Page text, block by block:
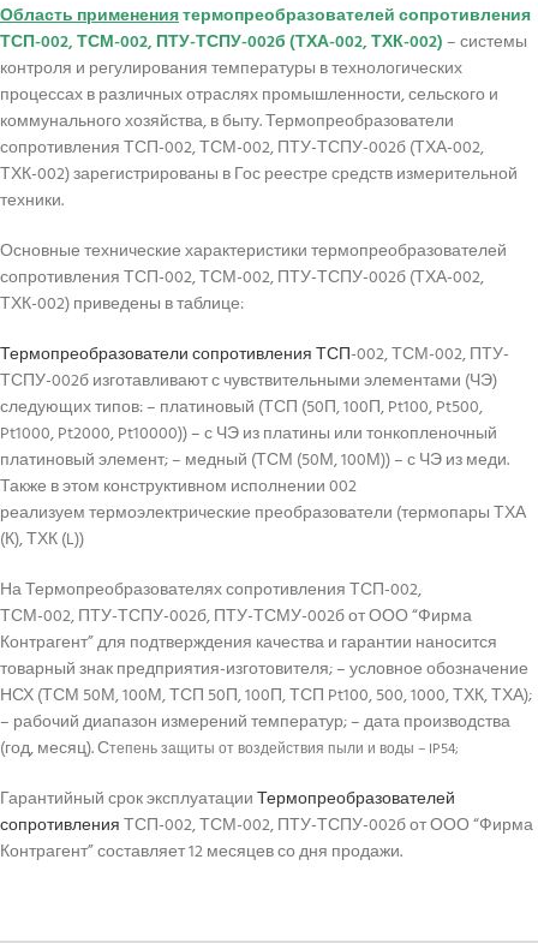
Область применениятермопреобразователей сопротивления
ТСП-002, ТСМ-002, ПТУ-ТСПУ-002б (ТХА-002, ТХК-002)– системы
контроля и регулирования температуры в технологических
процессах в различных отраслях промышленности, сельского и
коммунального хозяйства, в быту. Термопреобразователи
сопротивления ТСП-002, ТСМ-002, ПТУ-ТСПУ-002б (ТХА-002,
ТХК-002) зарегистрированы в Гос реестре средств измерительной
техники.
Основные технические характеристики термопреобразователей
сопротивления ТСП-002, ТСМ-002, ПТУ-ТСПУ-002б (ТХА-002,
ТХК-002) приведены в таблице:
Термопреобразователи сопротивления ТСП-002, ТСМ-002, ПТУ-
ТСПУ-002б изготавливают с чувствительными элементами (ЧЭ)
следующих типов: – платиновый (ТСП (50П, 100П, Pt100, Pt500,
Pt1000, Pt2000, Pt10000)) – с ЧЭ из платины или тонкопленочный
платиновый элемент; – медный (ТСМ (50М, 100М)) – с ЧЭ из меди.
Также в этом конструктивном исполнении 002
реализуем термоэлектрические преобразователи (термопары ТХА
(К), ТХК (L))
На Термопреобразователях сопротивления ТСП-002,
ТСМ-002, ПТУ-ТСПУ-002б, ПТУ-ТСМУ-002б от ООО “Фирма
Контрагент” для подтверждения качества и гарантии наносится
товарный знак предприятия-изготовителя; – условное обозначение
НСХ (ТСМ 50М, 100М, ТСП 50П, 100П, ТСП Pt100, 500, 1000, ТХК, ТХА);
– рабочий диапазон измерений температур; – дата производства
(год, месяц). Степень защиты от воздействия пыли и воды – IP54;
Гарантийный срок эксплуатацииТермопреобразователей
сопротивленияТСП-002, ТСМ-002, ПТУ-ТСПУ-002б от ООО “Фирма
Контрагент” составляет 12 месяцев со дня продажи.